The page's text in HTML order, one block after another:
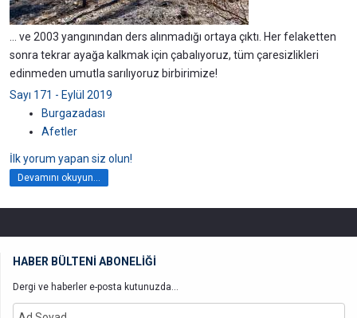
... ve 2003 yangınından ders alınmadığı ortaya çıktı. Her felaketten
sonra tekrar ayağa kalkmak için çabalıyoruz, tüm çaresizlikleri
edinmeden umutla sarılıyoruz birbirimize!
Sayı 171 - Eylül 2019
Burgazadası
Afetler
İlk yorum yapan siz olun!
Devamını okuyun...
HABER BÜLTENİ ABONELİĞİ
Dergi ve haberler e-posta kutunuzda...